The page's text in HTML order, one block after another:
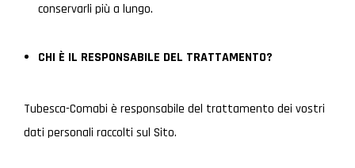
conservarli più a lungo.
CHI È IL RESPONSABILE DEL TRATTAMENTO?
Tubesca-Comabi è responsabile del trattamento dei vostri
dati personali raccolti sul Sito.